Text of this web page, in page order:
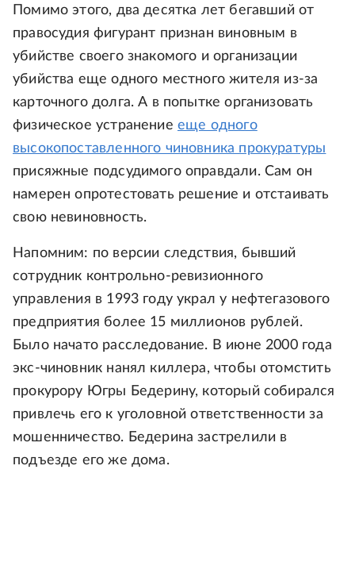
Помимо этого, два десятка лет бегавший от
правосудия фигурант признан виновным в
убийстве своего знакомого и организации
убийства еще одного местного жителя из-за
карточного долга. А в попытке организовать
физическое устранение еще одного
высокопоставленного чиновника прокуратуры
присяжные подсудимого оправдали. Сам он
намерен опротестовать решение и отстаивать
свою невиновность.
Напомним: по версии следствия, бывший
сотрудник контрольно-ревизионного
управления в 1993 году украл у нефтегазового
предприятия более 15 миллионов рублей.
Было начато расследование. В июне 2000 года
экс-чиновник нанял киллера, чтобы отомстить
прокурору Югры Бедерину, который собирался
привлечь его к уголовной ответственности за
мошенничество. Бедерина застрелили в
подъезде его же дома.